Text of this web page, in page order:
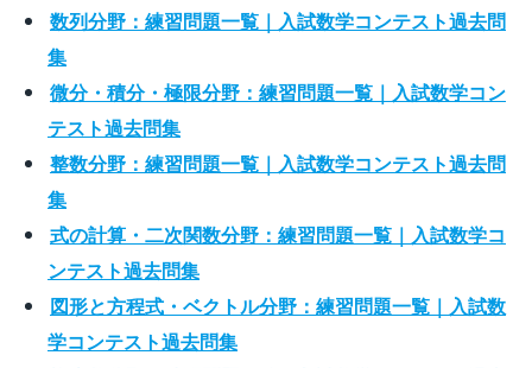
数列分野：練習問題一覧｜入試数学コンテスト過去問
集
微分・積分・極限分野：練習問題一覧｜入試数学コン
テスト過去問集
整数分野：練習問題一覧｜入試数学コンテスト過去問
集
式の計算・二次関数分野：練習問題一覧｜入試数学コ
ンテスト過去問集
図形と方程式・ベクトル分野：練習問題一覧｜入試数
学コンテスト過去問集